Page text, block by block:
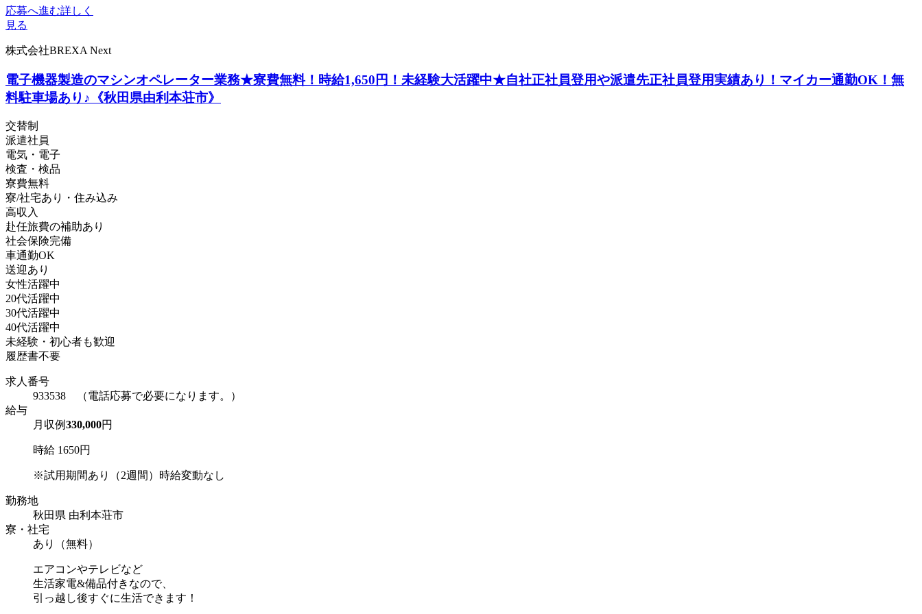
応募へ進む詳しく
見る
株式会社BREXA Next
電子機器製造のマシンオペレーター業務★寮費無料！時給1,650円！未経験大活躍中★自社正社員登用や派遣先正社員登用実績あり！マイカー通勤OK！無
料駐車場あり♪《秋田県由利本荘市》
交替制
派遣社員
電気・電子
検査・検品
寮費無料
寮/社宅あり・住み込み
高収入
赴任旅費の補助あり
社会保険完備
車通勤OK
送迎あり
女性活躍中
20代活躍中
30代活躍中
40代活躍中
未経験・初心者も歓迎
履歴書不要
求人番号
933538 （電話応募で必要になります。）
給与
月収例330,000円
時給 1650円
※試用期間あり（2週間）時給変動なし
勤務地
秋田県 由利本荘市
寮・社宅
あり（無料）
エアコンやテレビなど
生活家電&備品付きなので、
引っ越し後すぐに生活できます！